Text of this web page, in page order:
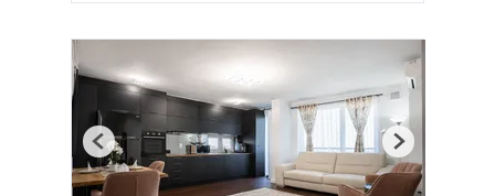
Previous Next